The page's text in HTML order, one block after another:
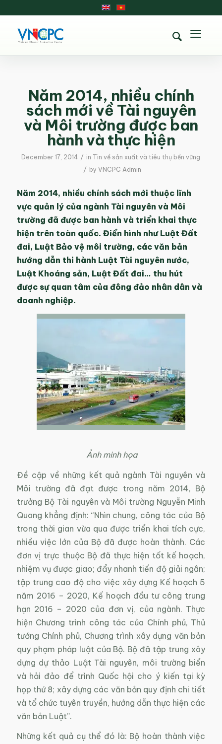
Năm 2014, nhiều chính
sách mới về Tài nguyên
và Môi trường được ban
hành và thực hiện
December 17, 2014 / in Tin về sản xuất và tiêu thụ bền vững
/ by VNCPC Admin
Năm 2014, nhiều chính sách mới thuộc lĩnh
vực quản lý của ngành Tài nguyên và Môi
trường đã được ban hành và triển khai thực
hiện trên toàn quốc. Điển hình như Luật Đất
đai, Luật Bảo vệ môi trường, các văn bản
hướng dẫn thi hành Luật Tài nguyên nước,
Luật Khoáng sản, Luật Đất đai… thu hút
được sự quan tâm của đông đảo nhân dân và
doanh nghiệp.
Ảnh minh họa
Đề cập về những kết quả ngành Tài nguyên và
Môi trường đã đạt được trong năm 2014, Bộ
trưởng Bộ Tài nguyên và Môi trường Nguyễn Minh
Quang khẳng định: “Nhìn chung, công tác của Bộ
trong thời gian vừa qua được triển khai tích cực,
nhiều việc lớn của Bộ đã được hoàn thành. Các
đơn vị trực thuộc Bộ đã thực hiện tốt kế hoạch,
nhiệm vụ được giao; đẩy nhanh tiến độ giải ngân;
tập trung cao độ cho việc xây dựng Kế hoạch 5
năm 2016 – 2020, Kế hoạch đầu tư công trung
hạn 2016 – 2020 của đơn vị, của ngành. Thực
hiện Chương trình công tác của Chính phủ, Thủ
tướng Chính phủ, Chương trình xây dựng văn bản
quy phạm pháp luật của Bộ. Bộ đã tập trung xây
dựng dự thảo Luật Tài nguyên, môi trường biển
và hải đảo để trình Quốc hội cho ý kiến tại kỳ
họp thứ 8; xây dựng các văn bản quy định chi tiết
và tổ chức tuyên truyền, hướng dẫn thực hiện các
văn bản Luật”.
Những kết quả cụ thể đó là: Bộ hoàn thành việc